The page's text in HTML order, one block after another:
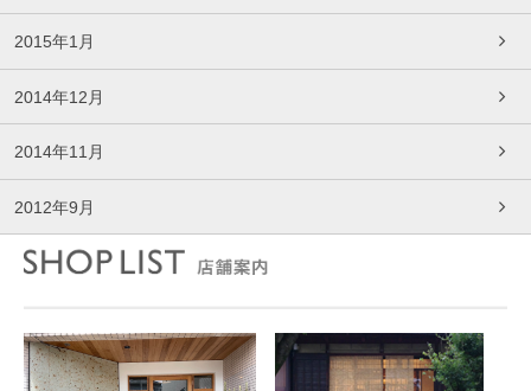
2015年1月
2014年12月
2014年11月
2012年9月